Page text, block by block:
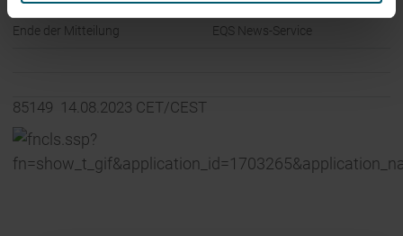
Ende der Mitteilung EQS News-Service
85149 14.08.2023 CET/CEST